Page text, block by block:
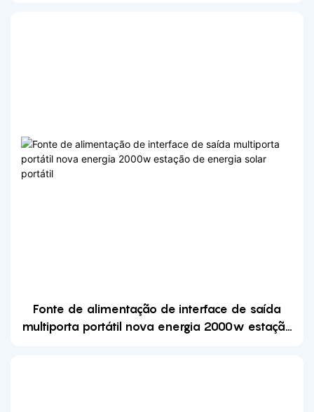
Fonte de alimentação de interface de saída
multiporta portátil nova energia 2000w estação